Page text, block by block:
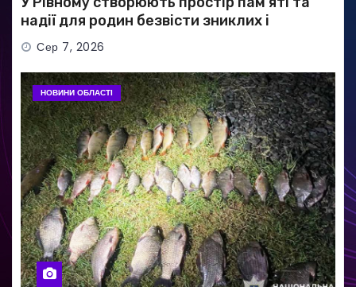
надії для родин безвісти зниклих і
полонених військових
Сер 7, 2026
НОВИНИ ОБЛАСТІ